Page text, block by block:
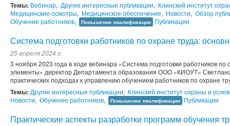
Темы: Вебинар, Другие интересные публикации, Клинский институт
Медицинские осмотры, Медицинское обеспечение, Новости, Обзор
Обучение работников, Повышение квалификации Публикации
Система подготовки работников по охране труда:
25 апреля 2024 г.
3 ноября 2023 года в ходе вебинара «Система подготовки работников по
элементы» директор Департамента образования ООО «КИОУТ»
практических подходах к управлению обучением работников по охране
Темы: Другие интересные публикации, Клинский институт охраны и
Новости, Обучение работников, Повышение квалификации Публикации
Практические аспекты разработки программ обучения